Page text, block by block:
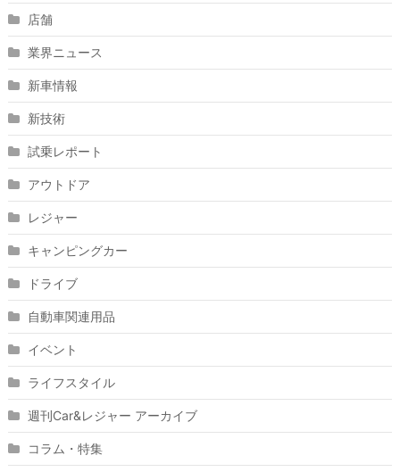
店舗
業界ニュース
新車情報
新技術
試乗レポート
アウトドア
レジャー
キャンピングカー
ドライブ
自動車関連用品
イベント
ライフスタイル
週刊Car&レジャー アーカイブ
コラム・特集